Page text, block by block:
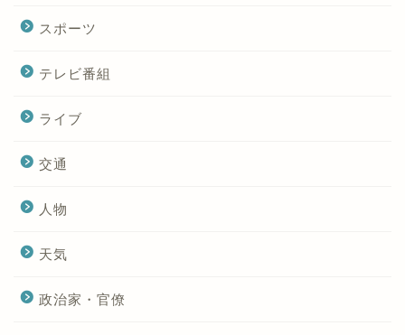
スポーツ
テレビ番組
ライブ
交通
人物
天気
政治家・官僚